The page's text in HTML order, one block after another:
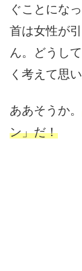
ぐことにな
首は女性が
ん。どうし
く考えて思
ああそうか。
ン」だ！